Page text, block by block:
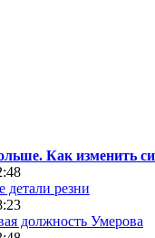
Как изменить
резни
должность Умерова